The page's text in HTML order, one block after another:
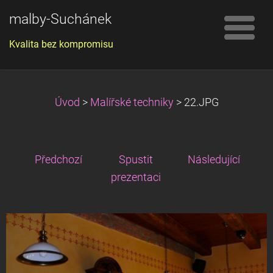
malby-Suchánek
Kvalita bez kompromisu
Úvod > Malířské techniky > 22.JPG
Předchozí
Spustit
prezentaci
Následující